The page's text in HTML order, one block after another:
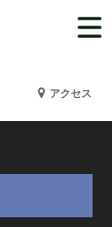
アクセス